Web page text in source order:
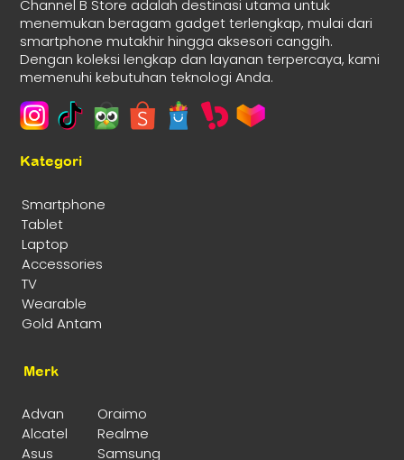
Channel B Store adalah destinasi utama untuk
menemukan beragam gadget terlengkap, mulai dari
smartphone mutakhir hingga aksesori canggih.
Dengan koleksi lengkap dan layanan terpercaya, kami
memenuhi kebutuhan teknologi Anda.
Kategori
Smartphone
Tablet
Laptop
Accessories
TV
Wearable
Gold Antam
Merk
Advan
Oraimo
Alcatel
Realme
Asus
Samsung